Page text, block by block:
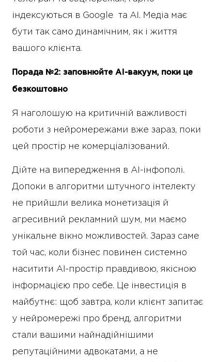
індексуються в Google та АІ. Медіа має
бути так само динамічним, як і життя
вашого клієнта.
Порада №2: заповнюйте AI-вакуум, поки це
безкоштовно
Я наголошую на критичній важливості
роботи з нейромережами вже зараз, поки
цей простір не комерціалізований.
Дійте на випередження в AI-інфополі.
Допоки в алгоритми штучного інтелекту
не прийшли велика монетизація й
агресивний рекламний шум, ми маємо
унікальне вікно можливостей. Зараз саме
той час, коли бізнес повинен системно
наситити AI-простір правдивою, якісною
інформацією про себе. Це інвестиція в
майбутнє: щоб завтра, коли клієнт запитає
у нейромережі про бренд, алгоритми
стали вашими найнадійнішими
репутаційними адвокатами, а не